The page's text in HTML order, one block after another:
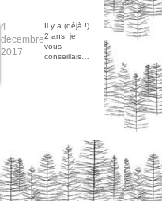
4
décembre
2017
Il y a (déjà !)
2 ans, je
vous
conseillais…